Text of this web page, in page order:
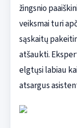
žingsnio
veiksmai turi
sąskaitų
atšaukti.
elgtųsi labiau
atsargus